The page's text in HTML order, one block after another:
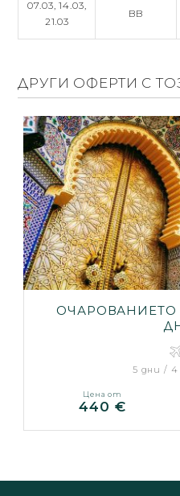
07.03,14.03,
21.03
BB
ДРУГИ ОФЕРТИ С
ОЧАРОВАНИЕТО
5 дни /
Цена от
440 €